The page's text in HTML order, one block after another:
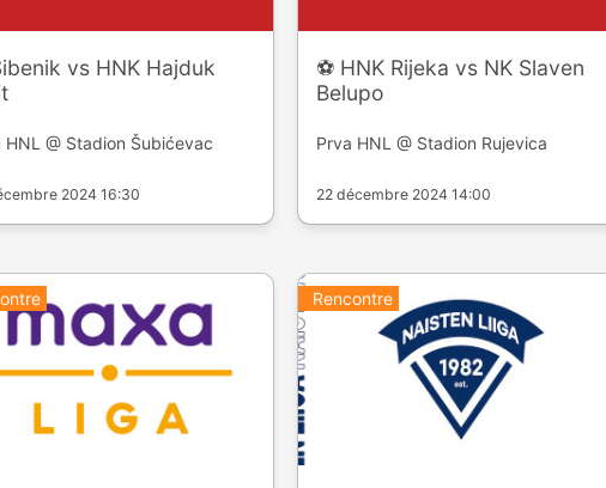
vs HNK Hajduk
HNL @ Stadion Šubićevac
2024 16:30
⚽️ HNK Rijeka vs NK Slaven
Belupo
Prva HNL @ Stadion Rujevica
22 décembre 2024 14:00
Rencontre